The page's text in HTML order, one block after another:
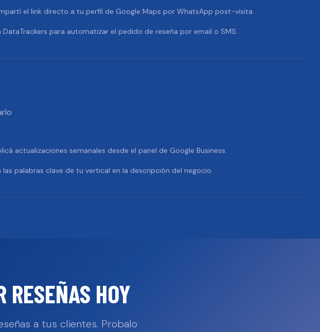
el link directo a tu perfil de Google Maps por WhatsApp post-visita.
DataTrackers para automatizar el pedido de reseña por email o SMS.
actualizaciones semanales desde el panel de Google Business.
las palabras clave de tu vertical en la descripción del negocio.
RESEÑAS HOY
a tus clientes. Probalo